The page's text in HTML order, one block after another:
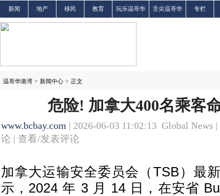
新闻 地产 移民 教育 玩乐温哥华 舌尖温哥华 专栏
温哥华港湾 > 新闻中心 > 正文
危险! 加拿大400名乘客
www.bcbay.com | 2026-06-03 11:02:13 Global News |
论 | 查看/发表评论
加拿大运输安全委员会（TSB）最
示，2024 年 3 月 14 日，在安省